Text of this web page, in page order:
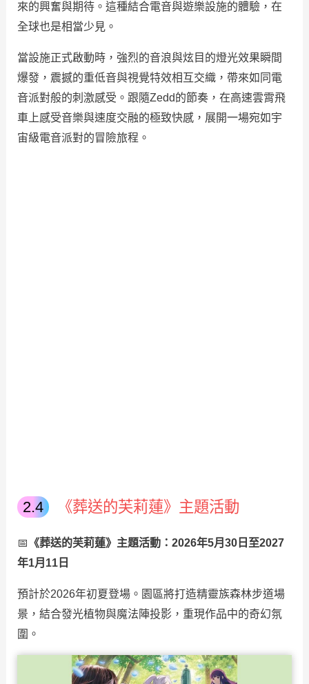
來的興奮與期待。這種結合電音與遊樂設施的體驗，在
全球也是相當少見。
當設施正式啟動時，強烈的音浪與炫目的燈光效果瞬間
爆發，震撼的重低音與視覺特效相互交織，帶來如同電
音派對般的刺激感受。跟隨Zedd的節奏，在高速雲霄飛
車上感受音樂與速度交融的極致快感，展開一場宛如宇
宙級電音派對的冒險旅程。
《葬送的芙莉蓮》主題活動
📅 《葬送的芙莉蓮》主題活動：2026年5月30日至2027
年1月11日
預計於2026年初夏登場。園區將打造精靈族森林步道場
景，結合發光植物與魔法陣投影，重現作品中的奇幻氛
圍。